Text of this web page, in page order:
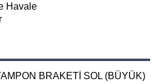
Havale
BRAKETİ SOL (BÜYÜK)